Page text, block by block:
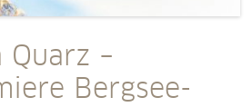
Quarz –
Bergsee-